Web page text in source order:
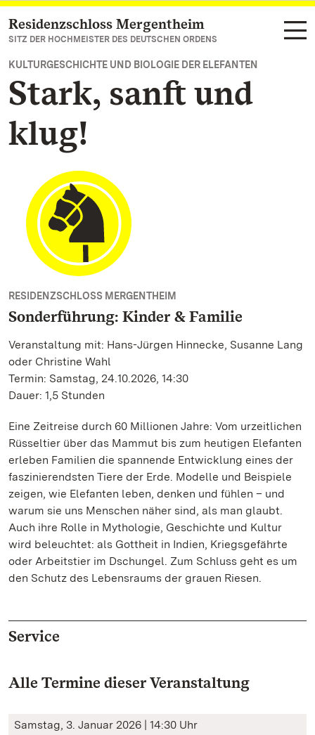
Zum Hauptinhalt springen
Residenzschloss Mergentheim
SITZ DER HOCHMEISTER DES DEUTSCHEN ORDENS
KULTURGESCHICHTE UND BIOLOGIE DER ELEFANTEN
Stark, sanft und
klug!
RESIDENZSCHLOSS MERGENTHEIM
Sonderführung: Kinder & Familie
Veranstaltung mit: Hans-Jürgen Hinnecke, Susanne Lang
oder Christine Wahl
Termin: Samstag, 24.10.2026, 14:30
Dauer: 1,5 Stunden
Eine Zeitreise durch 60 Millionen Jahre: Vom urzeitlichen
Rüsseltier über das Mammut bis zum heutigen Elefanten
erleben Familien die spannende Entwicklung eines der
faszinierendsten Tiere der Erde. Modelle und Beispiele
zeigen, wie Elefanten leben, denken und fühlen – und
warum sie uns Menschen näher sind, als man glaubt.
Auch ihre Rolle in Mythologie, Geschichte und Kultur
wird beleuchtet: als Gottheit in Indien, Kriegsgefährte
oder Arbeitstier im Dschungel. Zum Schluss geht es um
den Schutz des Lebensraums der grauen Riesen.
Service
Alle Termine dieser Veranstaltung
Samstag, 3. Januar 2026 | 14:30 Uhr